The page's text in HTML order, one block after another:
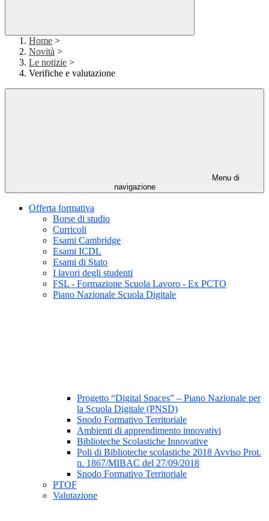
Home >
Novità >
Le notizie >
Verifiche e valutazione
Menu di
navigazione
Offerta formativa
Borse di studio
Curricoli
Esami Cambridge
Esami ICDL
Esami di Stato
I lavori degli studenti
FSL - Formazione Scuola Lavoro - Ex PCTO
Piano Nazionale Scuola Digitale
Progetto “Digital Spaces” – Piano Nazionale per
la Scuola Digitale (PNSD)
Snodo Formativo Territoriale
Ambienti di apprendimento innovativi
Biblioteche Scolastiche Innovative
Poli di Biblioteche scolastiche 2018 Avviso Prot.
n. 1867/MIBAC del 27/09/2018
Snodo Formativo Territoriale
PTOF
Valutazione